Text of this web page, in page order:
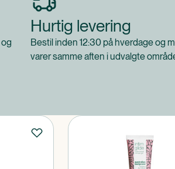
Hurtig levering
Bestil inden 12:30 på hverdage og
varer samme aften i udvalgte